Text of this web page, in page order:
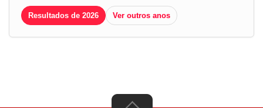
Resultados de 2026 Ver outros anos